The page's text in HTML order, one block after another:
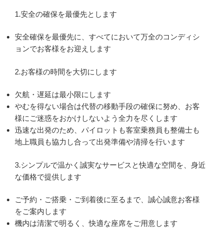
1.安全の確保を最優先とします
安全確保を最優先に、すべてにおいて万全のコンディシ
ョンでお客様をお迎えします
2.お客様の時間を大切にします
欠航・遅延は最小限にします
やむを得ない場合は代替の移動手段の確保に努め、お客
様にご迷惑をおかけしないよう全力を尽くします
迅速な出発のため、パイロットも客室乗務員も整備士も
地上職員も協力し合って出発準備や清掃を行います
3.シンプルで温かく誠実なサービスと快適な空間を、身近
な価格で提供します
ご予約・ご搭乗・ご到着後に至るまで、誠心誠意お客様
をご案内します
機内は清潔で明るく、快適な座席をご用意します